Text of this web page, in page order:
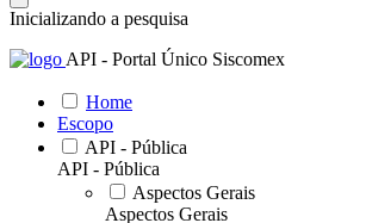
Inicializando a pesquisa
API - Portal Único Siscomex
Home
Escopo
API - Pública
API - Pública
Aspectos Gerais
Aspectos Gerais